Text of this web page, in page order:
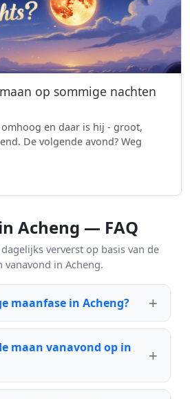
op sommige nachten
en daar is hij - groot,
De volgende avond? Weg
Acheng — FAQ
ververst op basis van de
vanavond in Acheng.
maanfase in Acheng?
maan vanavond op in